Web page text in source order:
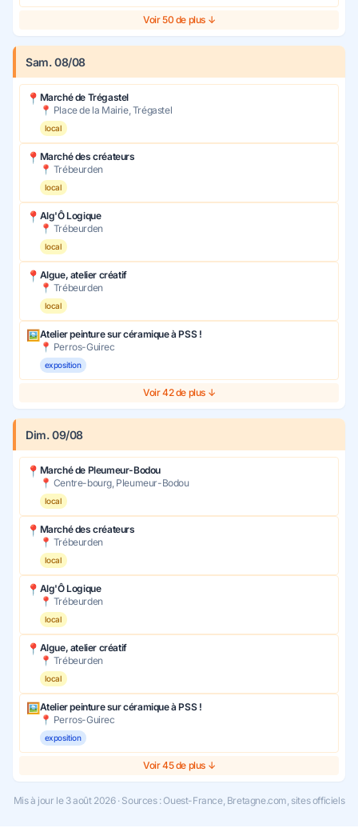
Voir 50 de plus ↓
Sam. 08/08
📍 Marché de Trégastel
📍 Place de la Mairie, Trégastel
local
📍 Marché des créateurs
📍 Trébeurden
local
📍 Alg'Ô Logique
📍 Trébeurden
local
📍 Algue, atelier créatif
📍 Trébeurden
local
🖼Atelier peinture sur céramique à PSS !
📍 Perros-Guirec
exposition
Voir 42 de plus ↓
Dim. 09/08
📍 Marché de Pleumeur-Bodou
📍 Centre-bourg, Pleumeur-Bodou
local
📍 Marché des créateurs
📍 Trébeurden
local
📍 Alg'Ô Logique
📍 Trébeurden
local
📍 Algue, atelier créatif
📍 Trébeurden
local
🖼Atelier peinture sur céramique à PSS !
📍 Perros-Guirec
exposition
Voir 45 de plus ↓
Mis à jour le 3 août 2026 · Sources : Ouest-France, Bretagne.com, sites officiels